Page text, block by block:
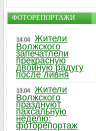
ФОТОРЕПОРТАЖИ
14.04
Жители
Волжского
запечатлели
прекрасную
двойную радугу
после ливня
13.04
Жители
Волжского
празднуют
пахсальную
неделю:
фоторепортаж